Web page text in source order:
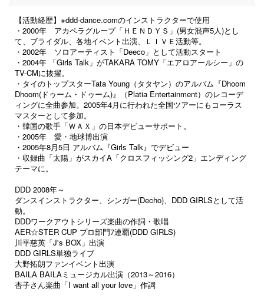
【活動経歴】※ddd-dance.comのインストラクターで使用
・2000年 アカペラグループ「ＨＥＮＤＹＳ」(男女混声5人)とし
て、ブライダル、各地イベント出演、ＬＩＶＥ活動等。
・2002年 ソロアーティスト「Deeco」として活動スタート
・2004年 「Girls Talk」がTAKARA TOMY「エアロアールシー」の
TV-CMに抜擢。
・タイのトップスターTata Young（タタヤン）のアルバム『Dhoom
Dhoom(ドゥーム・ドゥーム)』（Platia Entertainment）のレコーデ
ィングに全曲参加。2005年4月に行われた全国ツアーにもコーラス
マスターとして参加。
・韓国の歌手「ＷＡＸ」の日本デビューサポート。
・2005年 愛・地球博出演
・2005年8月5日 アルバム『Girls Talk』でデビュー
・収録曲「太陽」がスカイA「クロスフィッシング2」エンディング
テーマに。
DDD 2008年～
ダンスインストラクター、シンガー(Decho)、DDD GIRLSとして活
動。
DDDワークアウトシリーズ楽曲の作詞・歌唱
AER☆STER CUP プロ部門7連覇(DDD GIRLS)
川平慈英「J's BOX」出演
DDD GIRLS単独ライブ
大野拓朗ファンイベント出演
BAILA BAILAミュージカル出演（2013～2016）
杏子さん楽曲「I want all your love」作詞